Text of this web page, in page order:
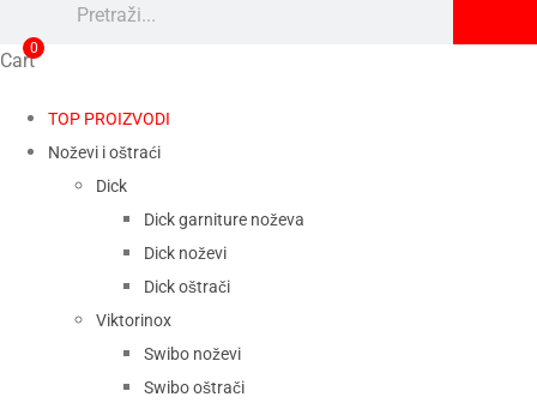
0
Cart
TOP PROIZVODI
Noževi i oštraći
Dick
Dick garniture noževa
Dick noževi
Dick oštrači
Viktorinox
Swibo noževi
Swibo oštrači